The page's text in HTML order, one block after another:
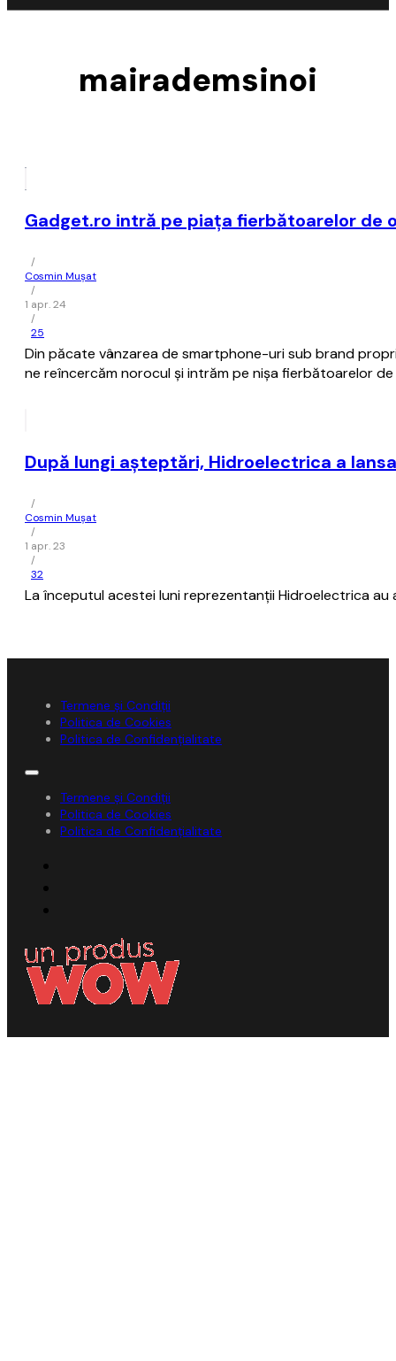
mairademsinoi
Gadget.ro intră pe piaţa fierbătoarelor de
/
Cosmin Mușat
/
1 apr. 24
/
25
Din păcate vânzarea de smartphone-uri sub brand
ne reîncercăm norocul şi intrăm pe nişa fierbătoarelor de
După lungi aşteptări, Hidroelectrica a
/
Cosmin Mușat
/
1 apr. 23
/
32
La începutul acestei luni reprezentanţii Hidroelectrica
Termene și Condiții
Politica de Cookies
Politica de Confidențialitate
Termene și Condiții
Politica de Cookies
Politica de Confidențialitate